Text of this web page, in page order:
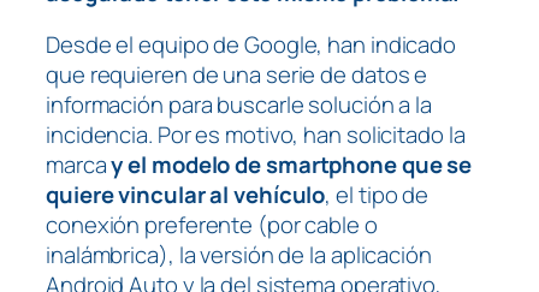
Desde el equipo de Google, han indicado
que requieren de una serie de datos e
información para buscarle solución a la
incidencia. Por es motivo, han solicitado la
marcay el modelo de smartphone que se
quiere vincular al vehículo, el tipo de
conexión preferente (por cable o
inalámbrica), la versión de la aplicación
Android Auto y la del sistema operativo,